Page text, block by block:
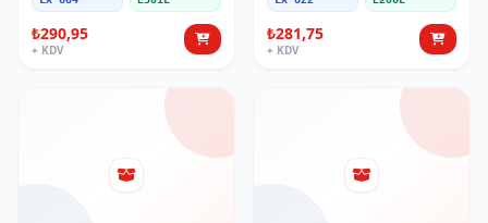
₺290,95
+ KDV
₺281,75
+ KDV